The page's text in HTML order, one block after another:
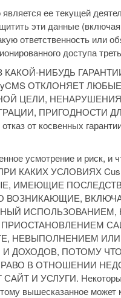
ее текущей
эти данные
ответственность или
доступа
КАКОЙ-НИБУДЬ
ОТКЛОНЯЕТ ЛЮБЫЕ
ЦЕЛИ,
ПРИГОДНОСТИ
от косвенных
усмотрение и риск, и
ПРИ КАКИХ УСЛОВИЯХ
ИМЕЮЩИЕ
ВОЗНИКАЮЩИЕ,
НЕВЫПОЛНЕНИЕМ ИЛИ
ПОТОМУ
В ОТНОШЕНИИ
И УСЛУГИ.
вышесказанное может